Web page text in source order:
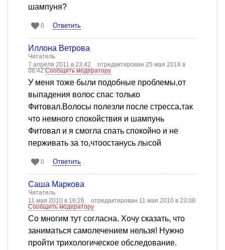
шампуня?
0 Ответить
Иллона Ветрова
Читатель
7 апреля 2011 в 23:42
отредактирован 25 мая 2018 в
08:42Сообщить модератору
У меня тоже были подобные проблемы,от
выпадения волос спас только
Фитовал.Волосы полезли после стресса,так
что немного спокойствия и шампунь
Фитовал и я смогла спать спокойно и не
перживать за то,чтоостанусь лысой
0 Ответить
Саша Маркова
Читатель
11 мая 2010 в 16:26
отредактирован 11 мая 2010 в 23:08
Сообщить модератору
Со многим тут согласна. Хочу сказать, что
заниматься самолечением нельзя! Нужно
пройти трихологическое обследование.